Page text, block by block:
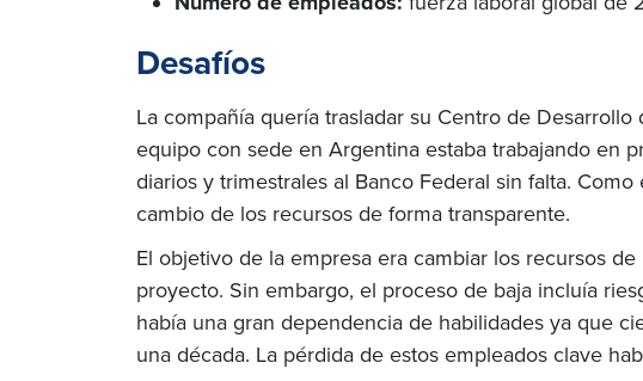
Desafíos
La compañía quería trasladar su Centro de
equipo con sede en Argentina estaba trabajando en
diarios y trimestrales al Banco Federal sin falta.
cambio de los recursos de forma transparente.
El objetivo de la empresa era cambiar los recursos
proyecto. Sin embargo, el proceso de baja incluía
había una gran dependencia de habilidades ya que
una década. La pérdida de estos empleados clave